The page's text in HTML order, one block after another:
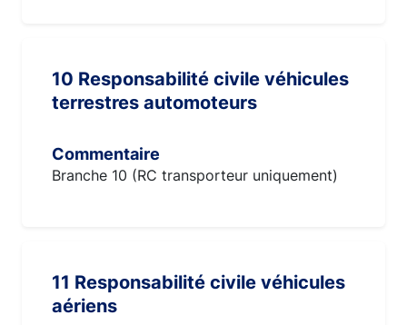
10 Responsabilité civile véhicules
terrestres automoteurs
Commentaire
Branche 10 (RC transporteur uniquement)
11 Responsabilité civile véhicules
aériens